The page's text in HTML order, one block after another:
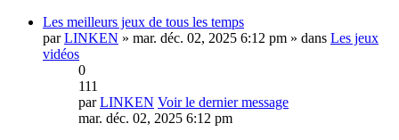
Les meilleurs jeux de tous les temps
parLINKEN » mar. déc. 02, 2025 6:12 pm » dans Les jeux
vidéos
0
111
parLINKEN Voir le dernier message
mar. déc. 02, 2025 6:12 pm